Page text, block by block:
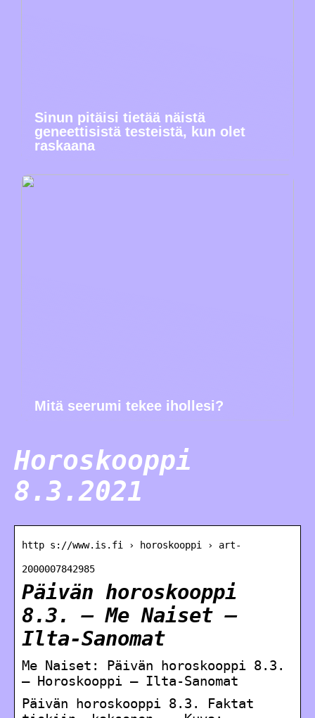
Sinun pitäisi tietää näistä
geneettisistä testeistä, kun olet
raskaana
Mitä seerumi tekee ihollesi?
Horoskooppi
8.3.2021
http s://www.is.fi › horoskooppi › art-
2000007842985
Päivän horoskooppi
8.3. – Me Naiset –
Ilta-Sanomat
Me Naiset: Päivän horoskooppi 8.3.
– Horoskooppi – Ilta-Sanomat
Päivän horoskooppi 8.3. Faktat